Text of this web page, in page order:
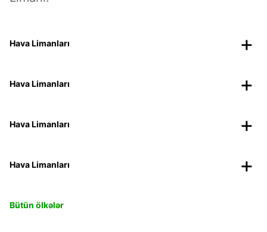
Hava Limanları
Hava Limanları
Hava Limanları
Hava Limanları
Bütün ölkələr